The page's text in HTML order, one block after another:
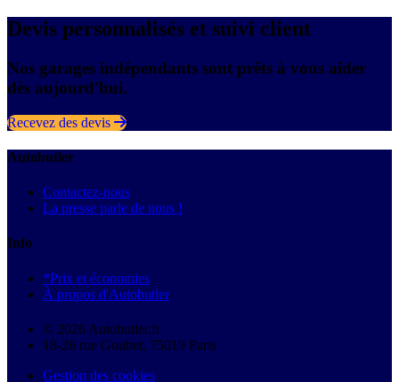
Devis personnalisés et suivi client
Nos garages indépendants sont prêts à vous aider
dès aujourd'hui.
Recevez des devis
Autobutler
Contactez-nous
La presse parle de nous !
Info
*Prix et économies
À propos d'Autobutler
© 2026 Autobutler.fr
18-26 rue Goubet, 75019 Paris
Gestion des cookies